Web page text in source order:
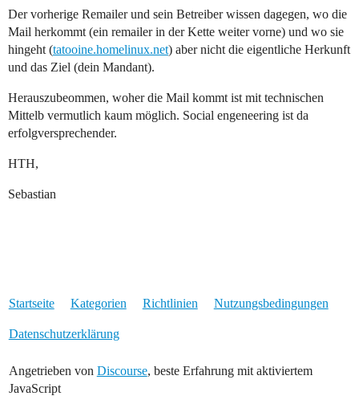
Der vorherige Remailer und sein Betreiber wissen dagegen, wo die
Mail herkommt (ein remailer in der Kette weiter vorne) und wo sie
hingeht (tatooine.homelinux.net) aber nicht die eigentliche Herkunft
und das Ziel (dein Mandant).
Herauszubeommen, woher die Mail kommt ist mit technischen
Mittelb vermutlich kaum möglich. Social engeneering ist da
erfolgversprechender.
HTH,
Sebastian
Startseite Kategorien Richtlinien Nutzungsbedingungen
Datenschutzerklärung
Angetrieben von Discourse, beste Erfahrung mit aktiviertem
JavaScript